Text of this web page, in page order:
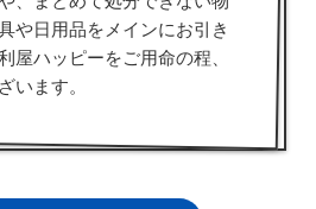
や日用品をメインにお引き
屋ハッピーをご用命の程、
います。